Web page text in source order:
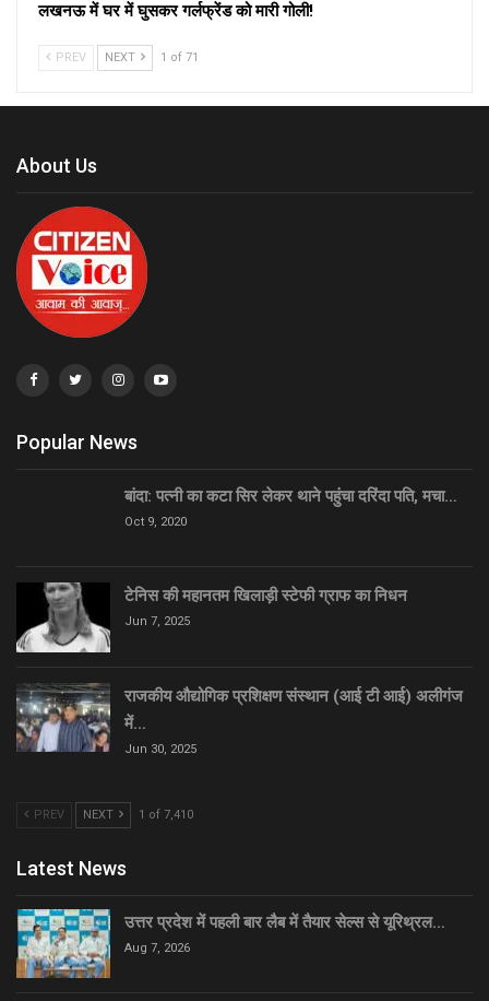
लखनऊ में घर में घुसकर गर्लफ्रेंड को मारी गोली!
PREV NEXT 1 of 71
About Us
Popular News
बांदा: पत्नी का कटा सिर लेकर थाने पहुंचा दरिंदा पति, मचा…
Oct 9, 2020
टेनिस की महानतम खिलाड़ी स्टेफी ग्राफ का निधन
Jun 7, 2025
राजकीय औद्योगिक प्रशिक्षण संस्थान (आई टी आई) अलीगंज
में…
Jun 30, 2025
PREV NEXT 1 of 7,410
Latest News
उत्तर प्रदेश में पहली बार लैब में तैयार सेल्स से यूरिथ्रल…
Aug 7, 2026